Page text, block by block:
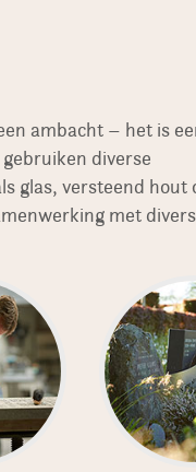
ambacht – het is
diverse
glas, versteend hout
met